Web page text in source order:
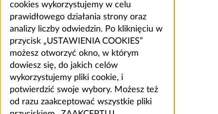
cookies wykorzystujemy w celu
prawidłowego działania strony oraz
analizy liczby odwiedzin. Po kliknięciu w
przycisk „USTAWIENIA COOKIES”
możesz otworzyć okno, w którym
dowiesz się, do jakich celów
wykorzystujemy pliki cookie, i
potwierdzić swoje wybory. Możesz też
od razu zaakceptować wszystkie pliki